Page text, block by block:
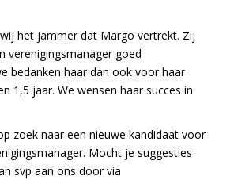
het jammer dat Margo vertrekt. Zij
verenigingsmanager goed
bedanken haar dan ook voor haar
1,5 jaar. We wensen haar succes in
zoek naar een nieuwe kandidaat voor
Mocht je suggesties
svp aan ons door via